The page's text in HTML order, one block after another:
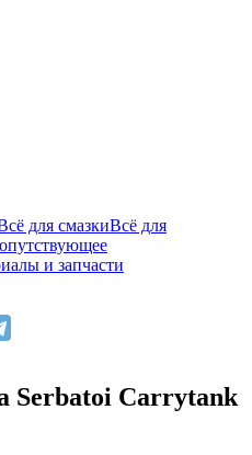
для смазкиВсё для
и запчасти
Carrytank